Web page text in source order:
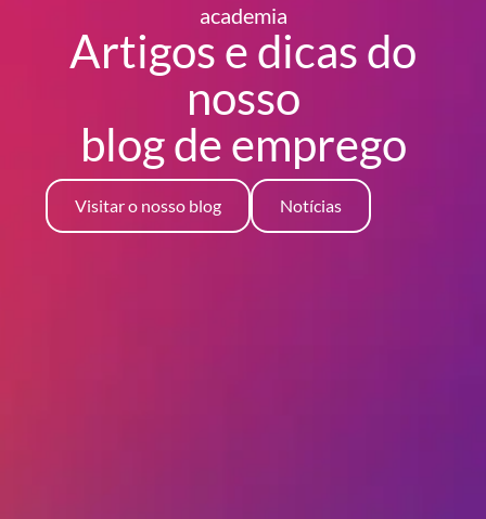
academia
Artigos e dicas do
nosso
blogde emprego
Visitar o nosso blog Notícias